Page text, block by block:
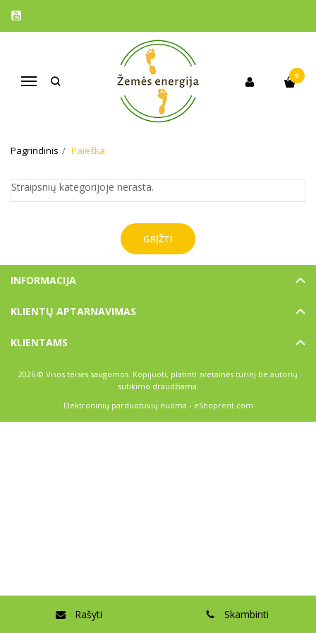
Navigacija
0
Pagrindinis Paieška
Straipsnių kategorijoje nerasta.
GRĮŽTI
INFORMACIJA
KLIENTŲ APTARNAVIMAS
KLIENTAMS
2026 © Visos teisės saugomos. Kopijuoti, platinti svetainės turinį be autorių
sutikimo draudžiama.
Elektroninių parduotuvių nuoma - eShoprent.com
Rašyti Skambinti